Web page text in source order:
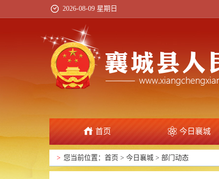
2026-08-09 星期日
首页 今日襄城
政府信息公开
> 您当前位置： 首页 > 今日襄城 > 部门动态